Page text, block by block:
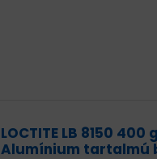
LOCTITE LB 8150 400 g
Alumínium tartalmú